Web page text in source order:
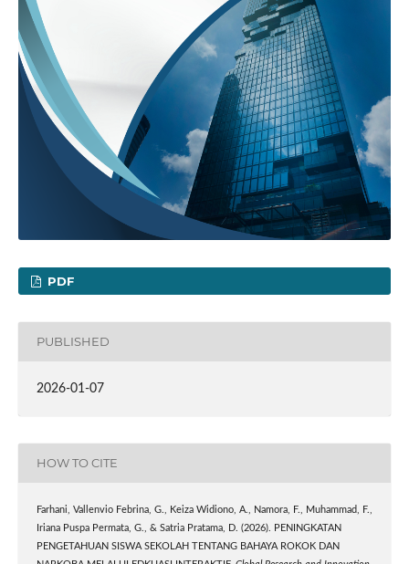
PDF
PUBLISHED
2026-01-07
HOW TO CITE
Farhani, Vallenvio Febrina, G., Keiza Widiono, A., Namora, F., Muhammad, F.,
Iriana Puspa Permata, G., & Satria Pratama, D. (2026). PENINGKATAN
PENGETAHUAN SISWA SEKOLAH TENTANG BAHAYA ROKOK DAN